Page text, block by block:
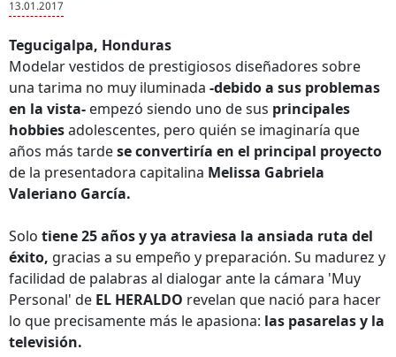
13.01.2017
Tegucigalpa, Honduras
Modelar vestidos de prestigiosos diseñadores sobre
una tarima no muy iluminada -debido a sus problemas
en la vista- empezó siendo uno de sus principales
hobbiesadolescentes, pero quién se imaginaría que
años más tardese convertiría en el principal proyecto
de la presentadora capitalina Melissa Gabriela
Valeriano García.
Solo tiene 25 años y ya atraviesa la ansiada ruta del
éxito, gracias a su empeño y preparación. Su madurez y
facilidad de palabras al dialogar ante la cámara 'Muy
Personal' de EL HERALDO revelan que nació para hacer
lo que precisamente más le apasiona: las pasarelas y la
televisión.